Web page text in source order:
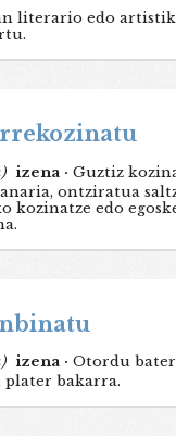
literario edo
) izena · Guztiz
ontziratua
kozinatze edo
) izena · Otordu
bakarra.